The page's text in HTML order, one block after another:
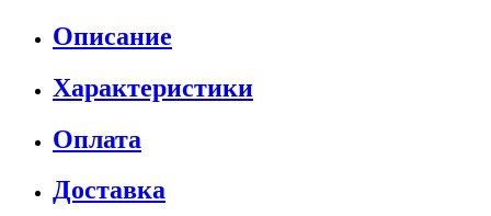
Описание
Характеристики
Оплата
Доставка